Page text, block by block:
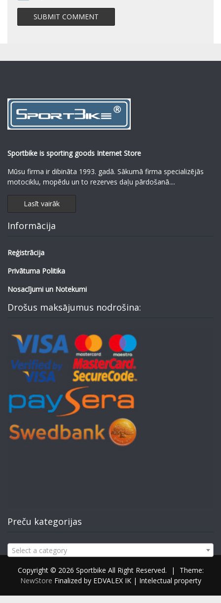
Sportbike is sporting goods Internet Store
Mūsu firma ir dibināta 1993. gadā. Sākumā firma specializējās
motociklu, mopēdu un to rezerves daļu pārdošanā....
Lasīt vairāk
Informācija
Reģistrācija
Privātuma Politika
Nosacījumi un Notekumi
Drošus maksājumus nodrošina:
Preču kategorijas
Select a category
Copyright © 2026 Sportbike All Right Reserved. |
Theme:
NewStore Finalized by EDVALEX IK | Intelectual property